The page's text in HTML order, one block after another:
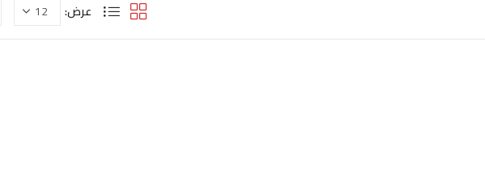
عرض: